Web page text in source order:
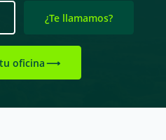
¿Te llamamos?
oficina